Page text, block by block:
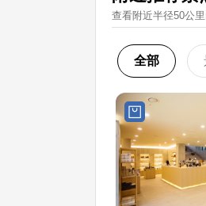
查看附近半径50公
全部